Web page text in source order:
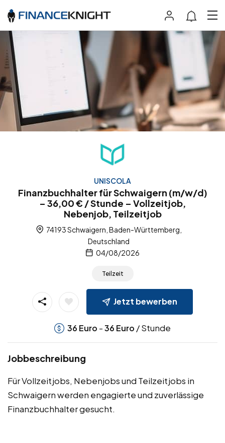
UNISCOLA
Finanzbuchhalter für Schwaigern (m/w/d)
– 36,00 € / Stunde – Vollzeitjob,
Nebenjob, Teilzeitjob
74193 Schwaigern, Baden-Württemberg,
Deutschland
04/08/2026
Teilzeit
Jetzt bewerben
36 Euro -36 Euro / Stunde
Jobbeschreibung
Für Vollzeitjobs, Nebenjobs und Teilzeitjobs in
Schwaigern werden engagierte und zuverlässige
Finanzbuchhalter gesucht.